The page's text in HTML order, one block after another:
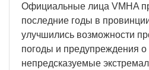
Официальные лица VMHA
последние годы в
улучшились возможности
погоды и предупреждения о
непредсказуемые